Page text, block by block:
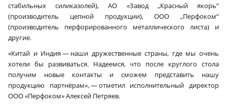
стабильных силиказолей), АО «Завод „Красный якорь“
(производитель цепной продукции), ООО „Перфоком“
(производитель перфорированного металлического листа) и
другие.
«Китай и Индия — наши дружественные страны, где мы очень
хотели бы развиваться. Надеемся, что после круглого стола
получим новые контакты и сможем представить нашу
продукцию партнёрам», — отметил исполнительный директор
ООО «Перфоком» Алексей Петряев.